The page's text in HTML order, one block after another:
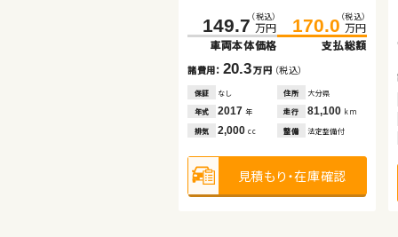
149.7 （税込）
万円
車両本体価格
170.0 （税込）
万円
支払総額
諸費用： 20.3万円 （税込）
保証 なし 住所
大分県
年式
2017年 走行 81,100 km
排気
2,000cc 整備 法定整備付
見積もり・在庫確認
諸費用：11.7万円（税込）
年式
2017年 走行
排気
1,500 整備 法定整備付
見積もり・在庫確認
諸費用：14.4万円（税込）
年式
2020年 走行
排気
2,500 整備 法定整備付
見積もり・在庫確認